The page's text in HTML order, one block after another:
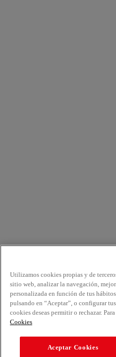
Utilizamos cookies propias y de
sitio web, analizar la navegación,
personalizada en función de tus
pulsando en “Aceptar”, o configurar
cookies deseas permitir o rechazar.
Cookies
Aceptar Cookies